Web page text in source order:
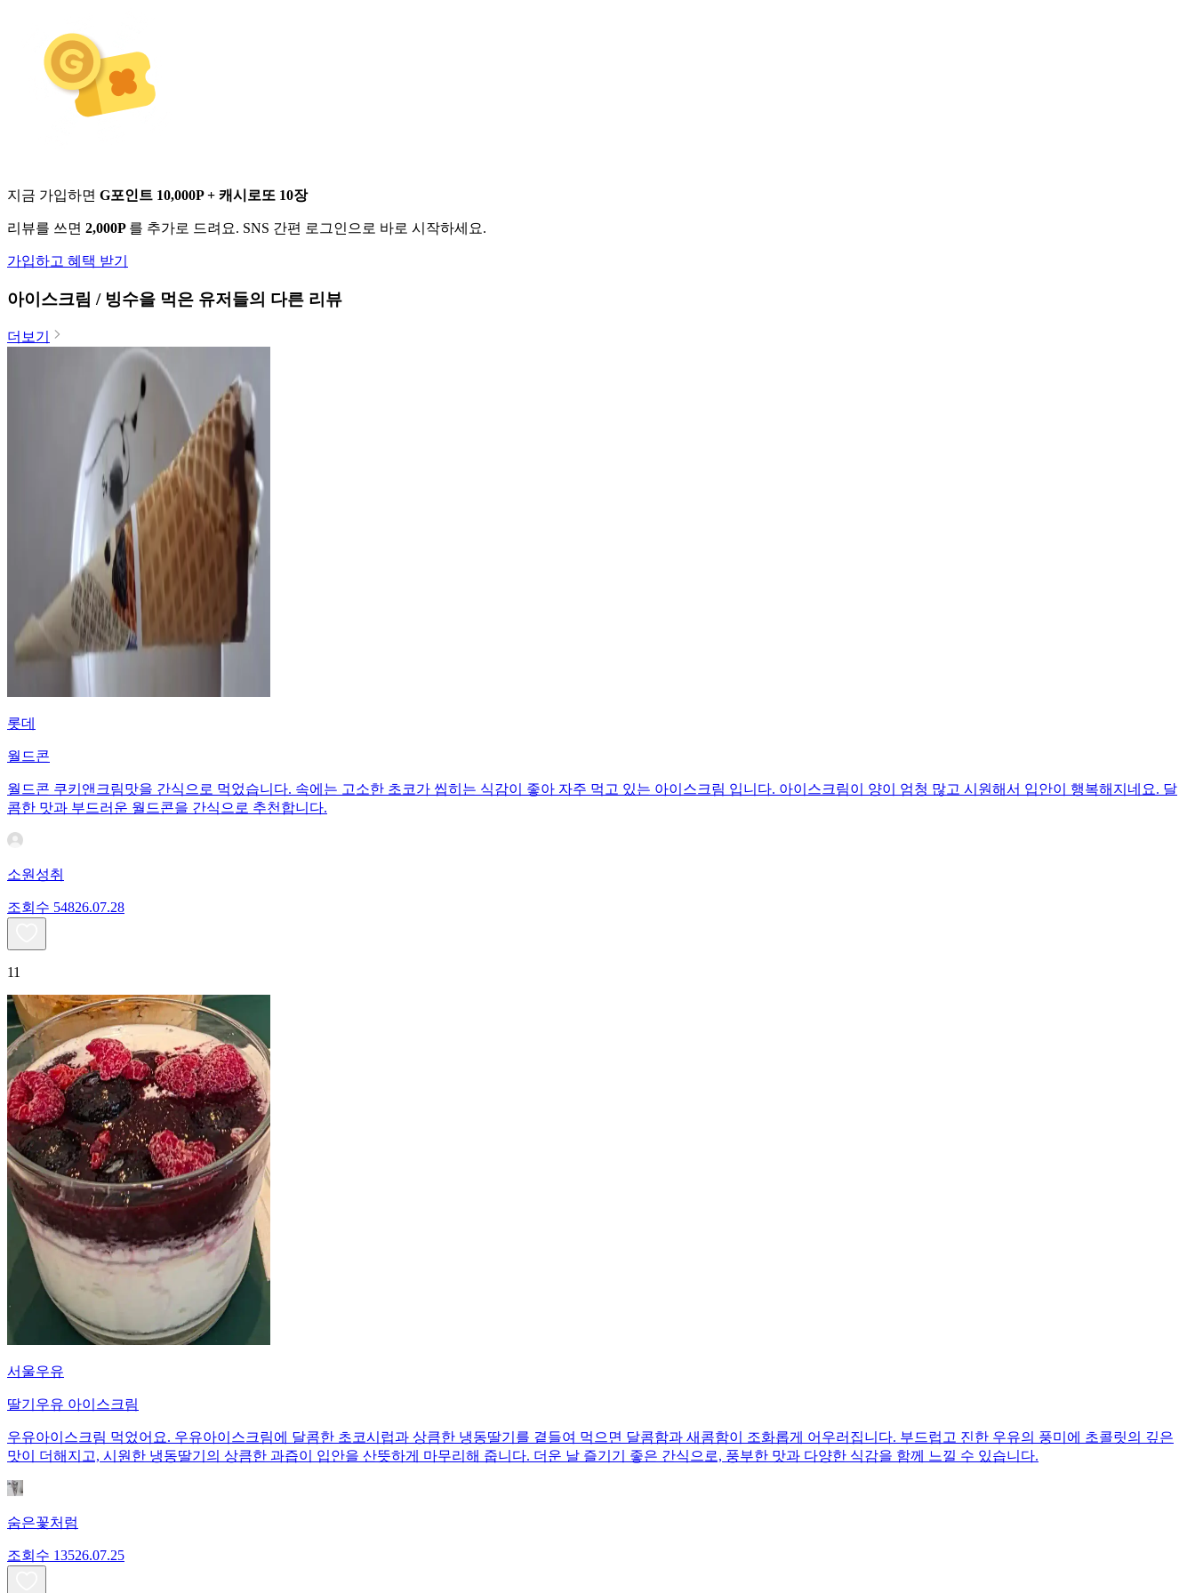
지금 가입하면 G포인트 10,000P + 캐시로또 10장
리뷰를 쓰면 2,000P 를 추가로 드려요. SNS 간편 로그인으로 바로 시작하세요.
가입하고 혜택 받기
아이스크림 / 빙수을 먹은 유저들의 다른 리뷰
더보기
롯데
월드콘
월드콘 쿠키앤크림맛을 간식으로 먹었습니다. 속에는 고소한 초코가 씹히는 식감이 좋아 자주 먹고 있는 아이스크림 입니다. 아이스크림이 양이 엄청 많고 시원해서 입안이 행복해지네요. 달
콤한 맛과 부드러운 월드콘을 간식으로 추천합니다.
소원성취
조회수 54826.07.28
11
서울우유
딸기우유 아이스크림
우유아이스크림 먹었어요. 우유아이스크림에 달콤한 초코시럽과 상큼한 냉동딸기를 곁들여 먹으면 달콤함과 새콤함이 조화롭게 어우러집니다. 부드럽고 진한 우유의 풍미에 초콜릿의 깊은
맛이 더해지고, 시원한 냉동딸기의 상큼한 과즙이 입안을 산뜻하게 마무리해 줍니다. 더운 날 즐기기 좋은 간식으로, 풍부한 맛과 다양한 식감을 함께 느낄 수 있습니다.
숨은꽃처럼
조회수 13526.07.25